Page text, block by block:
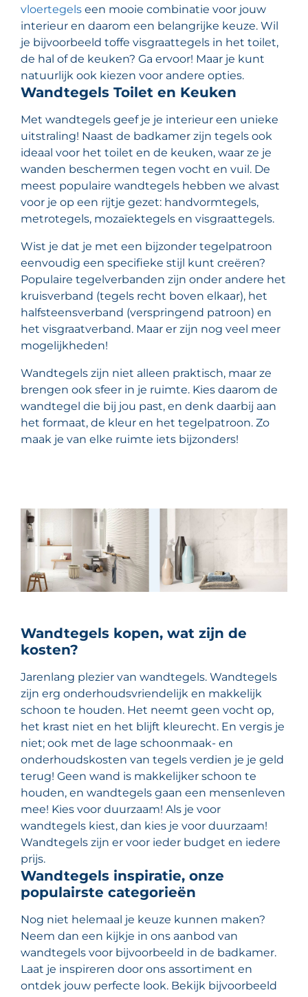
vloertegels een mooie combinatie voor jouw
interieur en daarom een belangrijke keuze. Wil
je bijvoorbeeld toffe visgraattegels in het toilet,
de hal of de keuken? Ga ervoor! Maar je kunt
natuurlijk ook kiezen voor andere opties.
Wandtegels Toilet en Keuken
Met wandtegels geef je je interieur een unieke
uitstraling! Naast de badkamer zijn tegels ook
ideaal voor het toilet en de keuken, waar ze je
wanden beschermen tegen vocht en vuil. De
meest populaire wandtegels hebben we alvast
voor je op een rijtje gezet: handvormtegels,
metrotegels, mozaïektegels en visgraattegels.
Wist je dat je met een bijzonder tegelpatroon
eenvoudig een specifieke stijl kunt creëren?
Populaire tegelverbanden zijn onder andere het
kruisverband (tegels recht boven elkaar), het
halfsteensverband (verspringend patroon) en
het visgraatverband. Maar er zijn nog veel meer
mogelijkheden!
Wandtegels zijn niet alleen praktisch, maar ze
brengen ook sfeer in je ruimte. Kies daarom de
wandtegel die bij jou past, en denk daarbij aan
het formaat, de kleur en het tegelpatroon. Zo
maak je van elke ruimte iets bijzonders!
Wandtegels kopen, wat zijn de
kosten?
Jarenlang plezier van wandtegels. Wandtegels
zijn erg onderhoudsvriendelijk en makkelijk
schoon te houden. Het neemt geen vocht op,
het krast niet en het blijft kleurecht. En vergis je
niet; ook met de lage schoonmaak- en
onderhoudskosten van tegels verdien je je geld
terug! Geen wand is makkelijker schoon te
houden, en wandtegels gaan een mensenleven
mee! Kies voor duurzaam! Als je voor
wandtegels kiest, dan kies je voor duurzaam!
Wandtegels zijn er voor ieder budget en iedere
prijs.
Wandtegels inspiratie, onze
populairste categorieën
Nog niet helemaal je keuze kunnen maken?
Neem dan een kijkje in ons aanbod van
wandtegels voor bijvoorbeeld in de badkamer.
Laat je inspireren door ons assortiment en
ontdek jouw perfecte look. Bekijk bijvoorbeeld